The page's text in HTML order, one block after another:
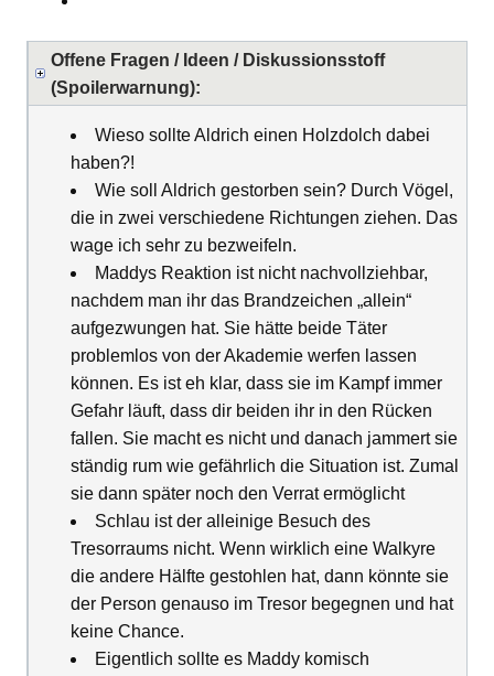
Offene Fragen / Ideen / Diskussionsstoff
(Spoilerwarnung):
Wieso sollte Aldrich einen Holzdolch dabei
haben?!
Wie soll Aldrich gestorben sein? Durch Vögel,
die in zwei verschiedene Richtungen ziehen. Das
wage ich sehr zu bezweifeln.
Maddys Reaktion ist nicht nachvollziehbar,
nachdem man ihr das Brandzeichen „allein“
aufgezwungen hat. Sie hätte beide Täter
problemlos von der Akademie werfen lassen
können. Es ist eh klar, dass sie im Kampf immer
Gefahr läuft, dass dir beiden ihr in den Rücken
fallen. Sie macht es nicht und danach jammert sie
ständig rum wie gefährlich die Situation ist. Zumal
sie dann später noch den Verrat ermöglicht
Schlau ist der alleinige Besuch des
Tresorraums nicht. Wenn wirklich eine Walkyre
die andere Hälfte gestohlen hat, dann könnte sie
der Person genauso im Tresor begegnen und hat
keine Chance.
Eigentlich sollte es Maddy komisch